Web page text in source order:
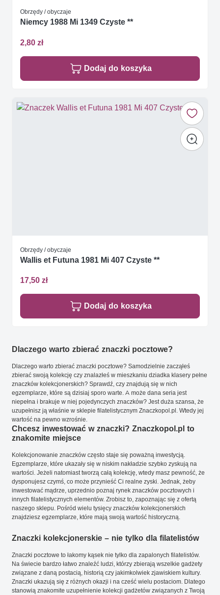
Obrzędy / obyczaje
Niemcy 1988 Mi 1349 Czyste **
2,80 zł
Dodaj do koszyka
Obrzędy / obyczaje
Wallis et Futuna 1981 Mi 407 Czyste **
17,50 zł
Dodaj do koszyka
Dlaczego warto zbierać znaczki pocztowe?
Dlaczego warto zbierać znaczki pocztowe? Samodzielnie zacząłeś
zbierać swoją kolekcję czy znalazłeś w mieszkaniu dziadka klasery pełne
znaczków kolekcjonerskich? Sprawdź, czy znajdują się w nich
egzemplarze, które są dzisiaj sporo warte. A może dana seria jest
niepełna i brakuje w niej pojedynczych znaczków? Jest duża szansa, że
uzupełnisz ją właśnie w sklepie filatelistycznym Znaczkopol.pl. Wtedy jej
wartość na pewno wzrośnie.
Chcesz inwestować w znaczki? Znaczkopol.pl to
znakomite miejsce
Kolekcjonowanie znaczków często staje się poważną inwestycją.
Egzemplarze, które ukazały się w niskim nakładzie szybko zyskują na
wartości. Jeżeli natomiast tworzą całą kolekcję, wtedy masz pewność, że
dysponujesz czymś, co może przynieść Ci realne zyski. Jednak, żeby
inwestować mądrze, uprzednio poznaj rynek znaczków pocztowych i
innych filatelistycznych elementów. Zrobisz to, zapoznając się z ofertą
naszego sklepu. Pośród wielu tysięcy znaczków kolekcjonerskich
znajdziesz egzemplarze, które mają swoją wartość historyczną.
Znaczki kolekcjonerskie – nie tylko dla filatelistów
Znaczki pocztowe to łakomy kąsek nie tylko dla zapalonych filatelistów.
Na świecie bardzo łatwo znaleźć ludzi, którzy zbierają wszelkie gadżety
związane z daną postacią, historią czy jakimkolwiek zjawiskiem kultury.
Znaczki ukazują się z różnych okazji i na cześć wielu postaciom. Dlatego
stanowią znakomite uzupełnienie kolekcji gadżetów związanych z Twoją